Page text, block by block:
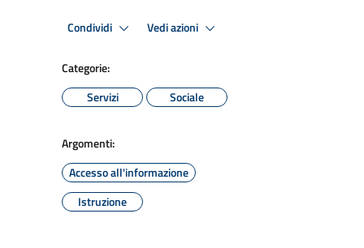
Condividi Vedi azioni
Categorie:
Servizi
Sociale
Argomenti:
Accesso all'informazione
Istruzione